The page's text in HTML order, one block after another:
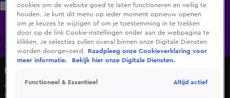
Zoeken
HomeUitzending Gemist Programma's De Bondgenoten
OranjezomerLivestreamsShop
Undercover in Nederland
Alberto betrapt bekende oplichter op heterdaad
Di 21 apr, 17:47
cookies om de website goed te laten functioneren en veilig te
houden. Je kunt dit menu op ieder moment opnieuw openen
om je keuzes te wijzigen of om je toestemming in te trekken
door op de link Cookie-instellingen onder aan de webpagina te
klikken. Je selecties zullen overal binnen onze Digitale Diensten
worden doorgevoerd.
Raadpleeg onze Cookieverklaring voor
meer informatie.
Bekijk hier onze Digitale Diensten.
Functioneel & Essentieel Altijd actief